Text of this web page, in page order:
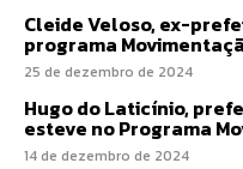
Cleide Veloso, ex-
programa
25 de dezembro de 2024
Hugo do Laticínio,
esteve no Programa
14 de dezembro de 2024